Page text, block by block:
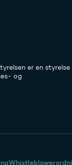
er en styrelse
og